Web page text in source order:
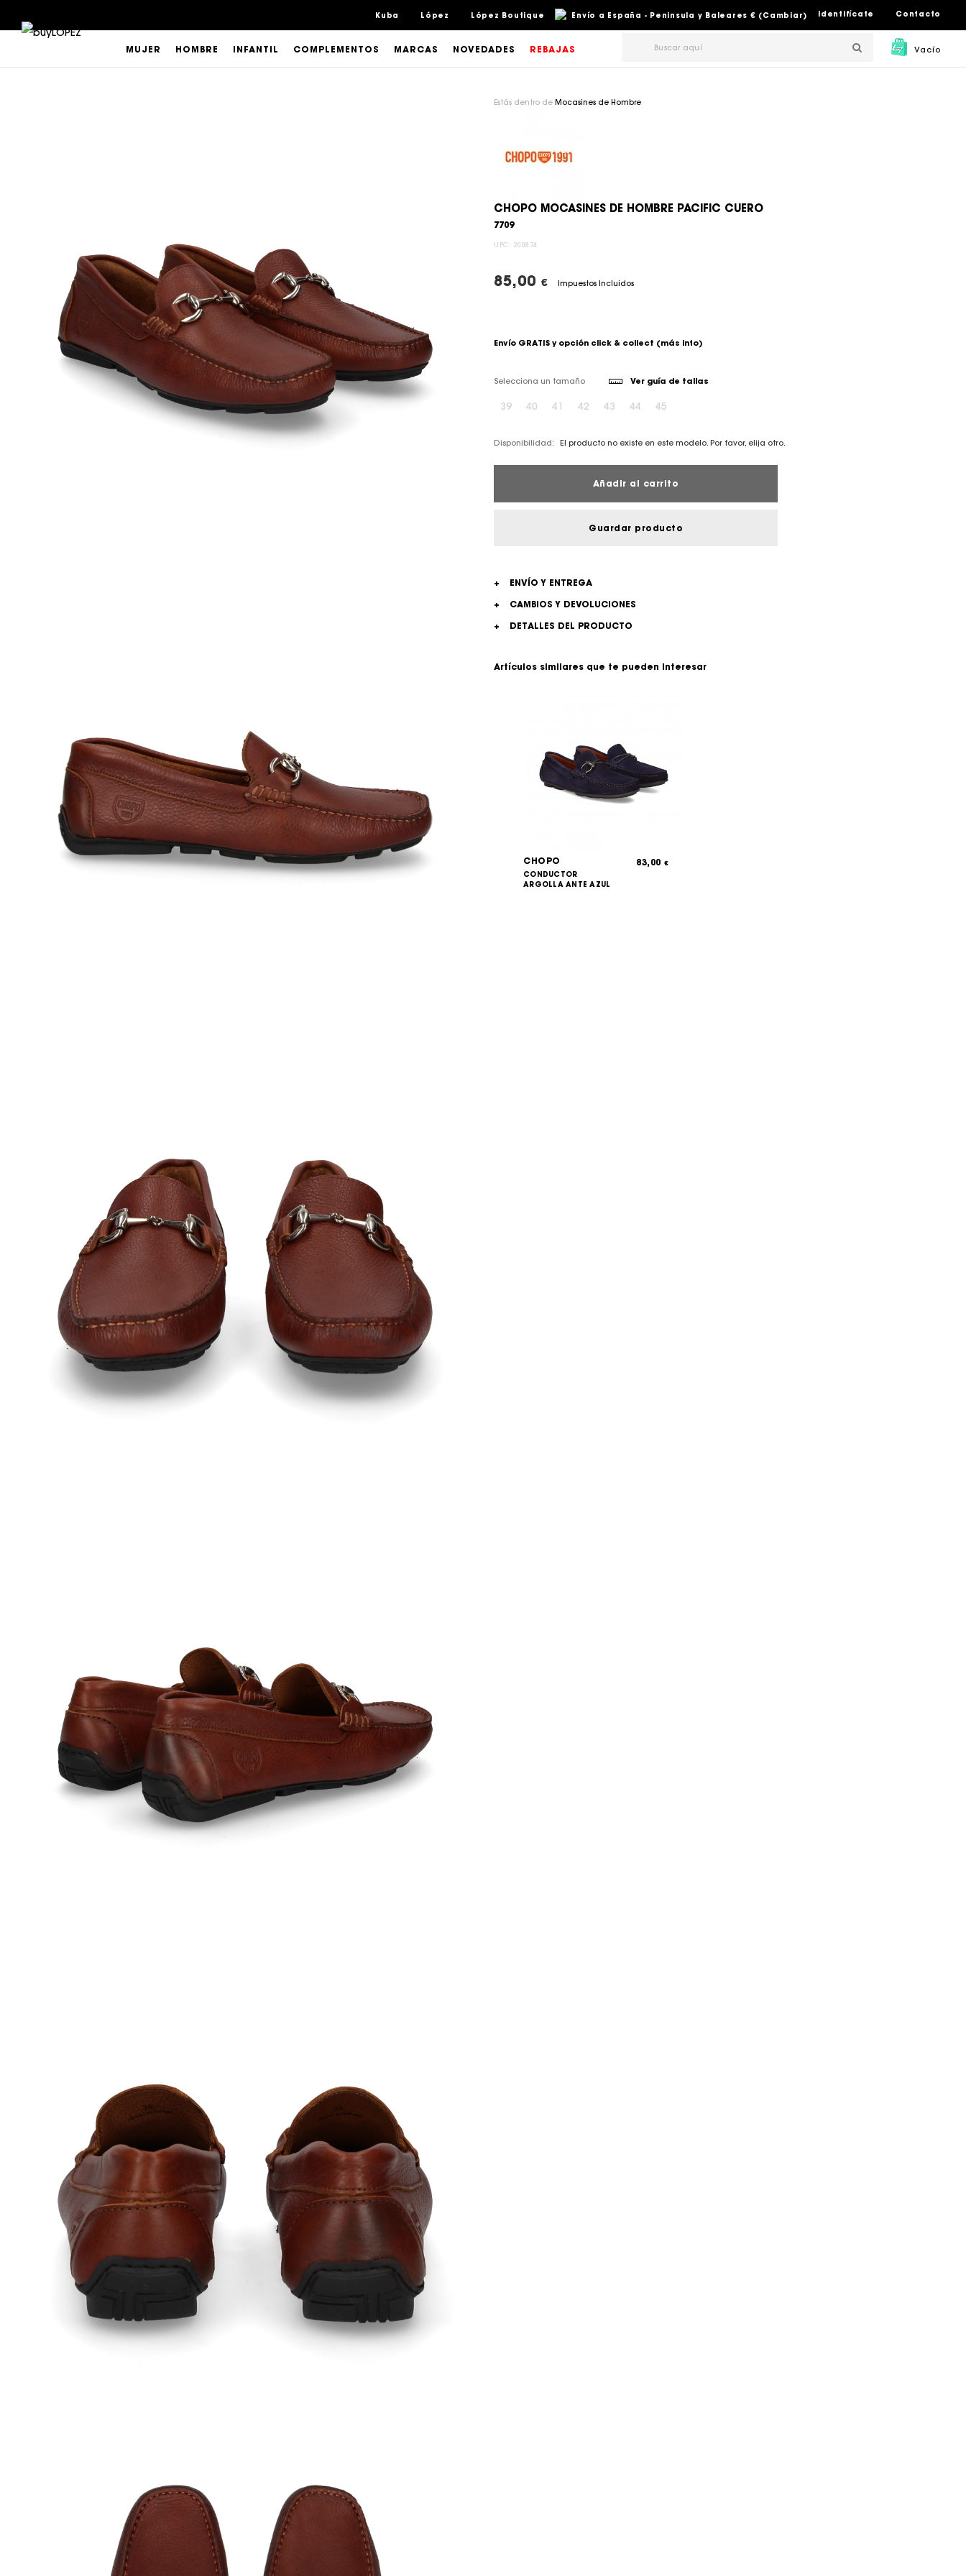
Contacto
Identifícate
Envío a España - Peninsula y Baleares € (Cambiar)
Kuba López López Boutique
Vacío
MUJER HOMBRE INFANTIL COMPLEMENTOS MARCAS NOVEDADES REBAJAS
Estás dentro de Mocasines de Hombre
CHOPO MOCASINES DE HOMBRE PACIFIC CUERO
7709
UPC: 200874
85,00 € Impuestos Incluidos
Envío GRATIS y opción click & collect (más info)
Selecciona un tamaño Ver guía de tallas
39 40 41 42 43 44 45
Disponibilidad: El producto no existe en este modelo. Por favor, elija otro.
Añadir al carrito
Guardar producto
+
ENVÍO Y ENTREGA
+
CAMBIOS Y DEVOLUCIONES
+
DETALLES DEL PRODUCTO
Artículos similares que te pueden interesar
CHOPO
CONDUCTOR
ARGOLLA ANTE AZUL
83,00€